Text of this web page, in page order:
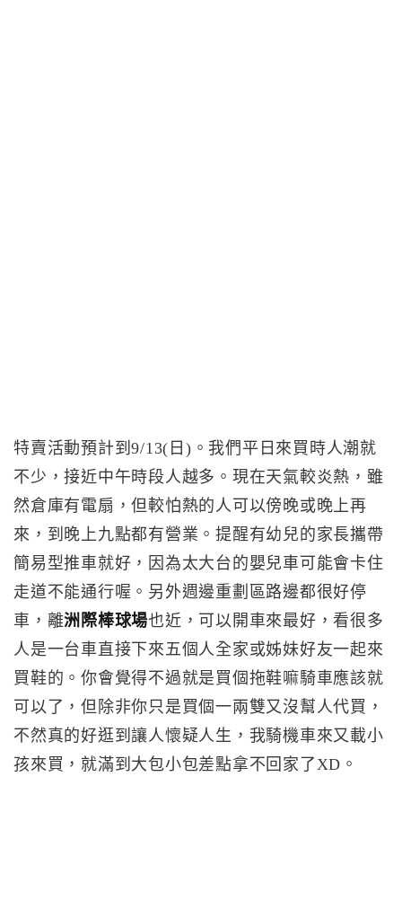
特賣活動預計到9/13(日)。我們平日來買時人潮就
不少，接近中午時段人越多。現在天氣較炎熱，雖
然倉庫有電扇，但較怕熱的人可以傍晚或晚上再
來，到晚上九點都有營業。提醒有幼兒的家長攜帶
簡易型推車就好，因為太大台的嬰兒車可能會卡住
走道不能通行喔。另外週邊重劃區路邊都很好停
車，離洲際棒球場也近，可以開車來最好，看很多
人是一台車直接下來五個人全家或姊妹好友一起來
買鞋的。你會覺得不過就是買個拖鞋嘛騎車應該就
可以了，但除非你只是買個一兩雙又沒幫人代買，
不然真的好逛到讓人懷疑人生，我騎機車來又載小
孩來買，就滿到大包小包差點拿不回家了XD。